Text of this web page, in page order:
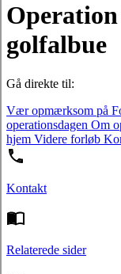
golfalbue
Gå direkte til:
Vær opmærksom på
operationsdagen Om
hjem Videre forløb
Kontakt
Relaterede sider